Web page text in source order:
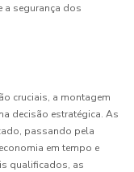
a segurança dos
cruciais, a montagem
decisão estratégica. As
passando pela
em tempo e
qualificados, as